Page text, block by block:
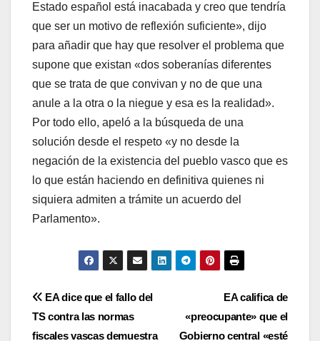
Estado español está inacabada y creo que tendrí­a
que ser un motivo de reflexión suficiente», dijo
para añadir que hay que resolver el problema que
supone que existan «dos soberaní­as diferentes
que se trata de que convivan y no de que una
anule a la otra o la niegue y esa es la realidad».
Por todo ello, apeló a la búsqueda de una
solución desde el respeto «y no desde la
negación de la existencia del pueblo vasco que es
lo que están haciendo en definitiva quienes ni
siquiera admiten a trámite un acuerdo del
Parlamento».
Navegación
de
EA califica de
«preocupante» que el
Gobierno central «esté
EA dice que el fallo del
TS contra las normas
fiscales vascas demuestra